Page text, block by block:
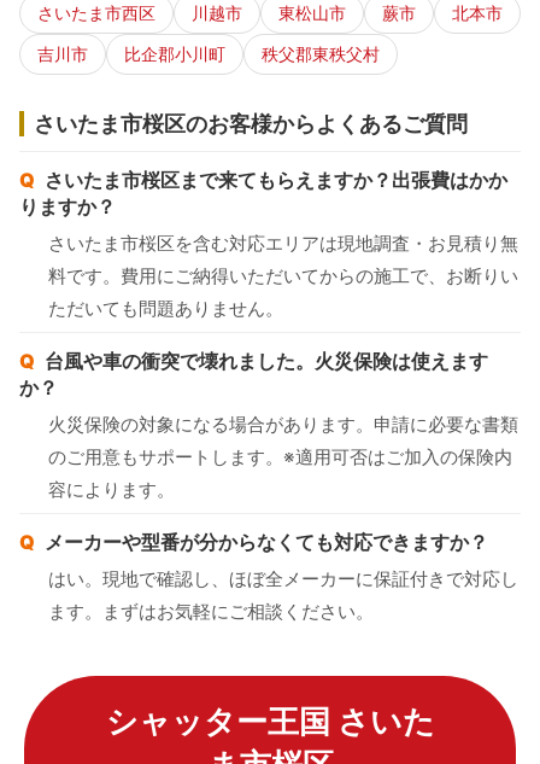
さいたま市西区 川越市 東松山市 蕨市
北本市
吉川市
比企郡小川町 秩父郡東秩父村
さいたま市桜区のお客様からよくあるご質問
さいたま市桜区まで来てもらえますか？出張費はかか
りますか？
さいたま市桜区を含む対応エリアは現地調査・お見積り無
料です。費用にご納得いただいてからの施工で、お断りい
ただいても問題ありません。
台風や車の衝突で壊れました。火災保険は使えます
か？
火災保険の対象になる場合があります。申請に必要な書類
のご用意もサポートします。※適用可否はご加入の保険内
容によります。
メーカーや型番が分からなくても対応できますか？
はい。現地で確認し、ほぼ全メーカーに保証付きで対応し
ます。まずはお気軽にご相談ください。
シャッター王国 さいた